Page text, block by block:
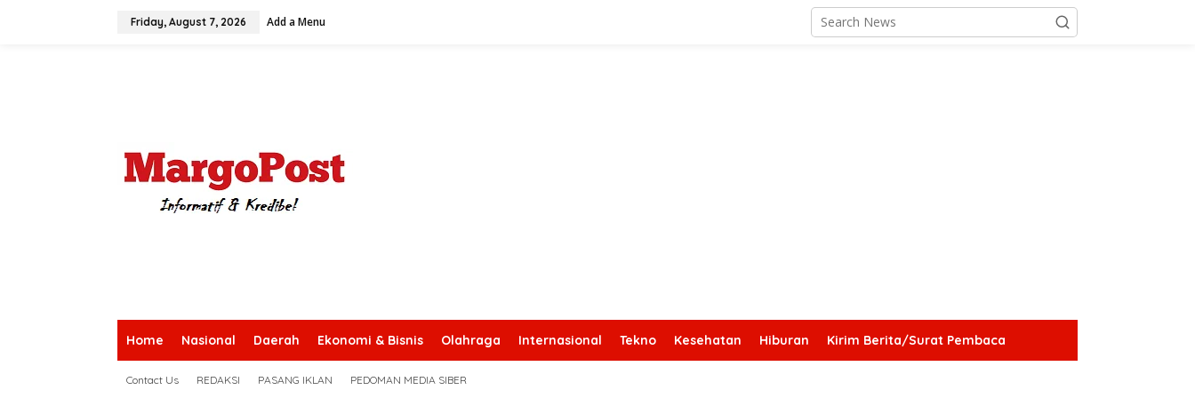
Friday, August 7, 2026 Add a Menu
Home Nasional Daerah Ekonomi & Bisnis Olahraga Internasional Tekno Kesehatan Hiburan Kirim Berita/Surat Pembaca
Contact Us REDAKSI PASANG IKLAN PEDOMAN MEDIA SIBER